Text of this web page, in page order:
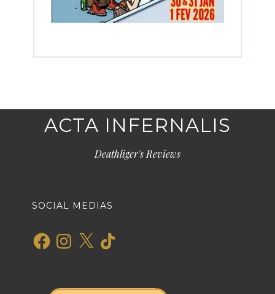
ACTA INFERNALIS
Deathliger's Reviews
SOCIAL MEDIAS
FacebookInstagram
X TikTok